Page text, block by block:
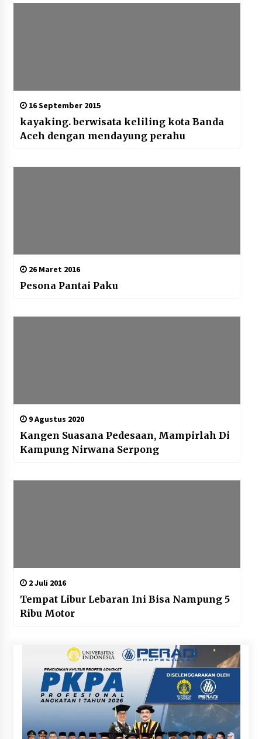
16 September 2015
kayaking. berwisata keliling kota Banda
Aceh dengan mendayung perahu
26 Maret 2016
Pesona Pantai Paku
9 Agustus 2020
Kangen Suasana Pedesaan, Mampirlah Di
Kampung Nirwana Serpong
2 Juli 2016
Tempat Libur Lebaran Ini Bisa Nampung 5
Ribu Motor